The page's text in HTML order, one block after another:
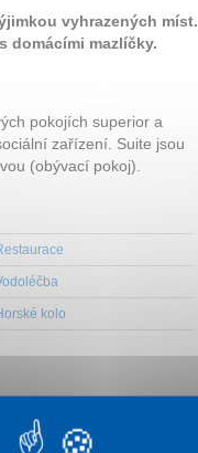
vyhrazených míst.
domácími mazlíčky.
pokojích superior a
zařízení. Suite jsou
(obývací pokoj).
kolo